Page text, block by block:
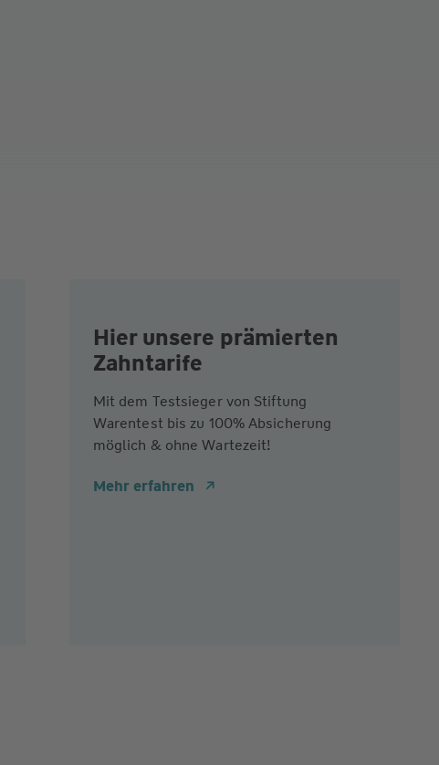
Hier unsere prämierten
Zahntarife
Mit dem Testsieger von Stiftung
Warentest bis zu 100% Absicherung
möglich & ohne Wartezeit!
Mehr erfahren